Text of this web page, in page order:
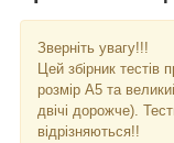
Зверніть увагу!!!
Цей збірник тестів
розмір А5 та
двічі дорожче).
відрізняються!!